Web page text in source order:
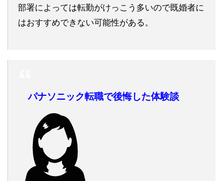
部署によっては転勤がけっこう多いので既婚者に
はおすすめできない可能性がある。
パナソニック転職で後悔した体験談